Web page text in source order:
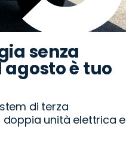
senza
è tuo
di terza
doppia unità elettrica e